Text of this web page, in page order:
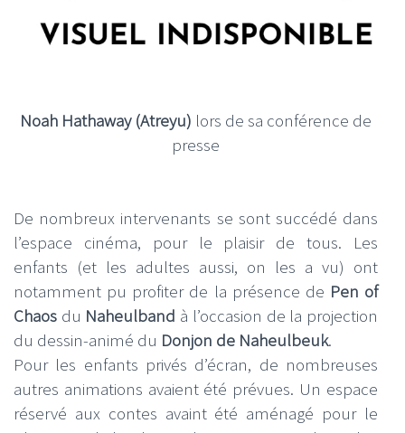
Noah Hathaway (Atreyu) lors de sa conférence de
presse
De nombreux intervenants se sont succédé dans
l’espace cinéma, pour le plaisir de tous. Les
enfants (et les adultes aussi, on les a vu) ont
notamment pu profiter de la présence de Pen of
Chaos du Naheulband à l’occasion de la projection
du dessin-animé du Donjon de Naheulbeuk.
Pour les enfants privés d’écran, de nombreuses
autres animations avaient été prévues. Un espace
réservé aux contes avaint été aménagé pour le